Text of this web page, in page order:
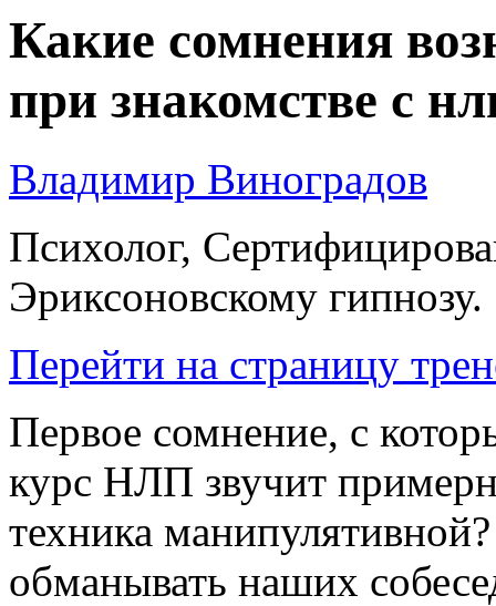
Какие сомнения
при знакомстве с
Владимир Виноградов
Психолог,
Эриксоновскому гипнозу.
Перейти на страницу
Первое сомнение, с
курс НЛП звучит
техника
обманывать наших